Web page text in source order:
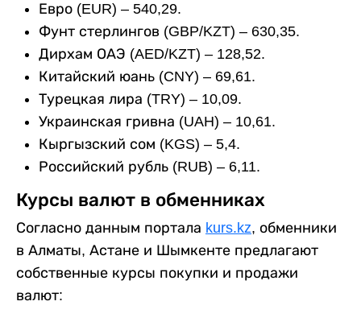
Евро (EUR) – 540,29.
Фунт стерлингов (GBP/KZT) – 630,35.
Дирхам ОАЭ (AED/KZT) – 128,52.
Китайский юань (CNY) – 69,61.
Турецкая лира (TRY) – 10,09.
Украинская гривна (UAH) – 10,61.
Кыргызский сом (KGS) – 5,4.
Российский рубль (RUB) – 6,11.
Курсы валют в обменниках
Согласно данным портала kurs.kz, обменники
в Алматы, Астане и Шымкенте предлагают
собственные курсы покупки и продажи
валют: